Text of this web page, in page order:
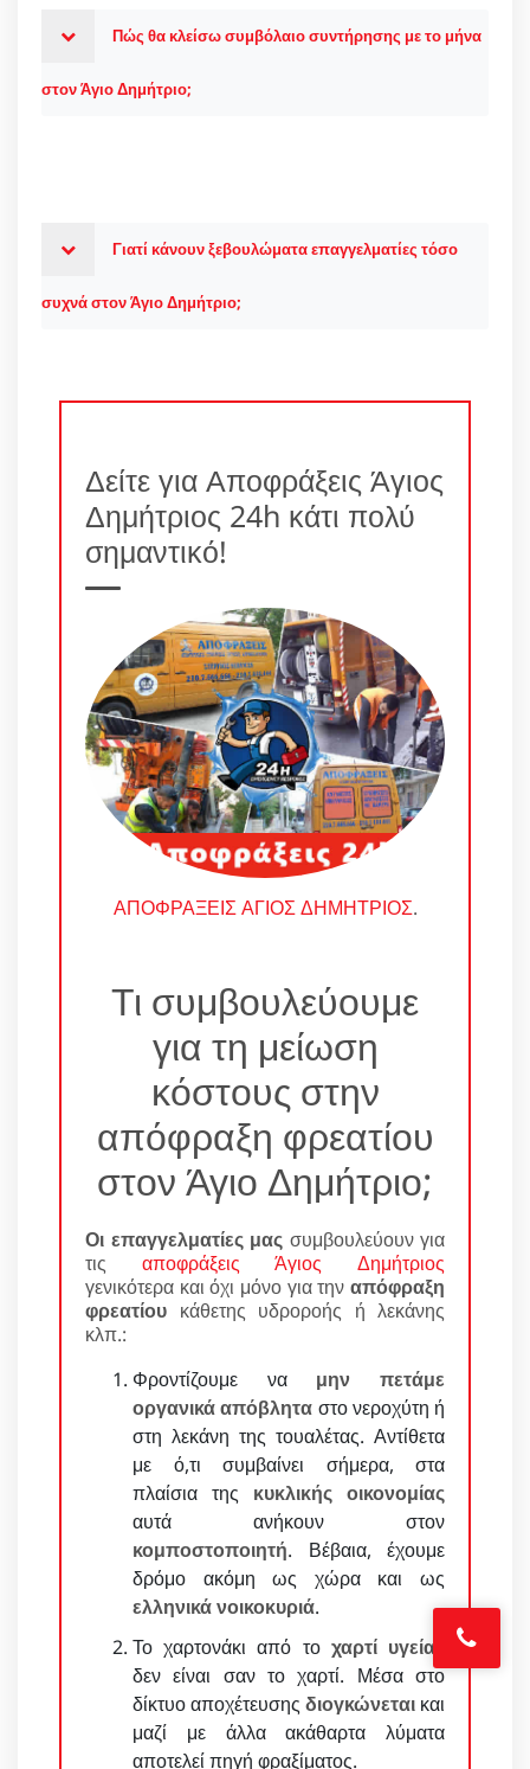
Πώς θα κλείσω συμβόλαιο συντήρησης με το μήνα
στον Άγιο Δημήτριο;
Γιατί κάνουν ξεβουλώματα επαγγελματίες τόσο
συχνά στον Άγιο Δημήτριο;
Δείτε για Αποφράξεις Άγιος
Δημήτριος 24h κάτι πολύ
σημαντικό!
ΑΠΟΦΡΑΞΕΙΣ ΑΓΙΟΣ ΔΗΜΗΤΡΙΟΣ.
Τι συμβουλεύουμε
για τη μείωση
κόστους στην
απόφραξη φρεατίου
στον Άγιο Δημήτριο;
Οι επαγγελματίες μας συμβουλεύουν για
τις αποφράξεις Άγιος Δημήτριος
γενικότερα και όχι μόνο για την απόφραξη
φρεατίου κάθετης υδροροής ή λεκάνης
κλπ.:
Φροντίζουμε να μην πετάμε
οργανικά απόβλητα στο νεροχύτη ή
στη λεκάνη της τουαλέτας. Αντίθετα
με ό,τι συμβαίνει σήμερα, στα
πλαίσια της κυκλικής οικονομίας
αυτά ανήκουν στον
κομποστοποιητή. Βέβαια, έχουμε
δρόμο ακόμη ως χώρα και ως
ελληνικά νοικοκυριά.
Το χαρτονάκι από το χαρτί υγείας
δεν είναι σαν το χαρτί. Μέσα στο
δίκτυο αποχέτευσης διογκώνεται και
μαζί με άλλα ακάθαρτα λύματα
αποτελεί πηγή φραξίματος.